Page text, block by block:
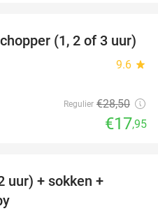
37%
(1, 2 of 3 uur)
9.6 star
Regulier €28,50
€17,95
uur) + sokken +